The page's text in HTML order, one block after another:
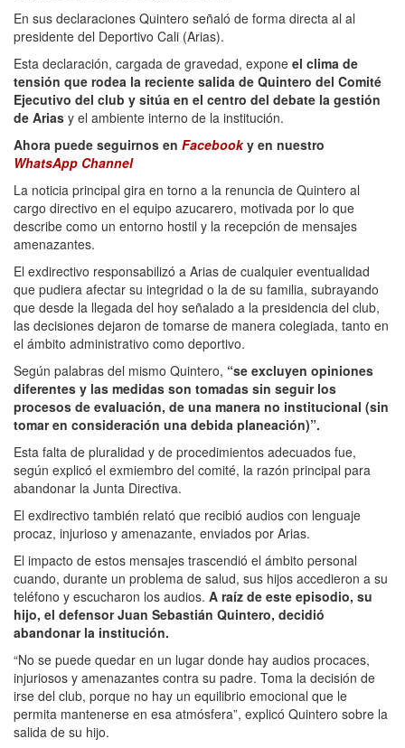
En sus declaraciones Quintero señaló de forma directa al al
presidente del Deportivo Cali (Arias).
Esta declaración, cargada de gravedad, expone el clima de
tensión que rodea la reciente salida de Quintero del Comité
Ejecutivo del club y sitúa en el centro del debate la gestión
de Arias y el ambiente interno de la institución.
Ahora puede seguirnos en Facebooky en nuestro
WhatsApp Channel
La noticia principal gira en torno a la renuncia de Quintero al
cargo directivo en el equipo azucarero, motivada por lo que
describe como un entorno hostil y la recepción de mensajes
amenazantes.
El exdirectivo responsabilizó a Arias de cualquier eventualidad
que pudiera afectar su integridad o la de su familia, subrayando
que desde la llegada del hoy señalado a la presidencia del club,
las decisiones dejaron de tomarse de manera colegiada, tanto en
el ámbito administrativo como deportivo.
Según palabras del mismo Quintero, “se excluyen opiniones
diferentes y las medidas son tomadas sin seguir los
procesos de evaluación, de una manera no institucional (sin
tomar en consideración una debida planeación)”.
Esta falta de pluralidad y de procedimientos adecuados fue,
según explicó el exmiembro del comité, la razón principal para
abandonar la Junta Directiva.
El exdirectivo también relató que recibió audios con lenguaje
procaz, injurioso y amenazante, enviados por Arias.
El impacto de estos mensajes trascendió el ámbito personal
cuando, durante un problema de salud, sus hijos accedieron a su
teléfono y escucharon los audios. A raíz de este episodio, su
hijo, el defensor Juan Sebastián Quintero, decidió
abandonar la institución.
“No se puede quedar en un lugar donde hay audios procaces,
injuriosos y amenazantes contra su padre. Toma la decisión de
irse del club, porque no hay un equilibrio emocional que le
permita mantenerse en esa atmósfera”, explicó Quintero sobre la
salida de su hijo.